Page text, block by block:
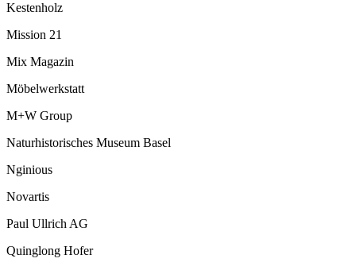
Kestenholz
Mission 21
Mix Magazin
Möbelwerkstatt
M+W Group
Naturhistorisches Museum Basel
Nginious
Novartis
Paul Ullrich AG
Quinglong Hofer